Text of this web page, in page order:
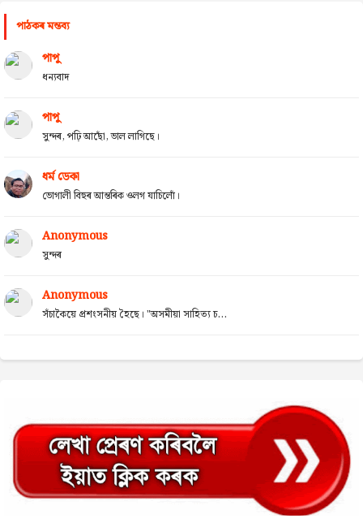
পাঠকৰ মন্তব্য
পাপু
ধন্যবাদ
পাপু
সুন্দৰ, পঢ়ি আছোঁ, ভাল লাগিছে।
ধৰ্ম ডেকা
ভোগালী বিহুৰ আন্তৰিক ওলগ যাচিলোঁ।
Anonymous
সুন্দৰ
Anonymous
সঁচাকৈয়ে প্ৰশংসনীয় হৈছে। "অসমীয়া সাহিত্য চ...